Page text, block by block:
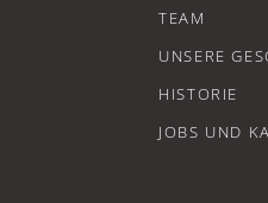
TEAM
UNSERE
HISTORIE
JOBS UND